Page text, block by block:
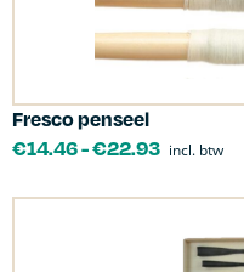
Fresco penseel
€14.46-€22.93 incl. btw